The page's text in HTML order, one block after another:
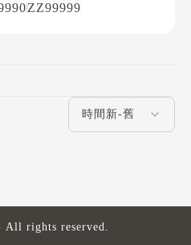
ZZ99999
評論排序
rights reserved.